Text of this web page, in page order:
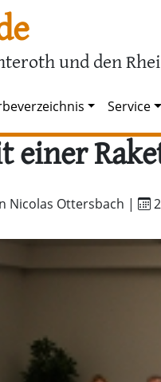
und den
Service
einer
Nicolas Ottersbach |